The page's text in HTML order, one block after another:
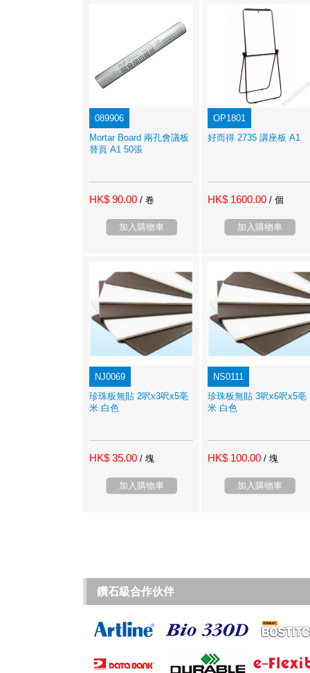
089906
Mortar Board 兩孔會議板
替頁 A1 50張
HK$ 90.00 / 卷
加入購物車
OP1801
好而得 2735 講座板 A1
HK$ 1600.00 / 個
加入購物車
NJ0069
珍珠板無貼 2呎x3呎x5亳
米 白色
HK$ 35.00 / 塊
加入購物車
NS0111
珍珠板無貼 3呎x6呎x5亳
米 白色
HK$ 100.00 / 塊
加入購物車
鑽石級合作伙伴